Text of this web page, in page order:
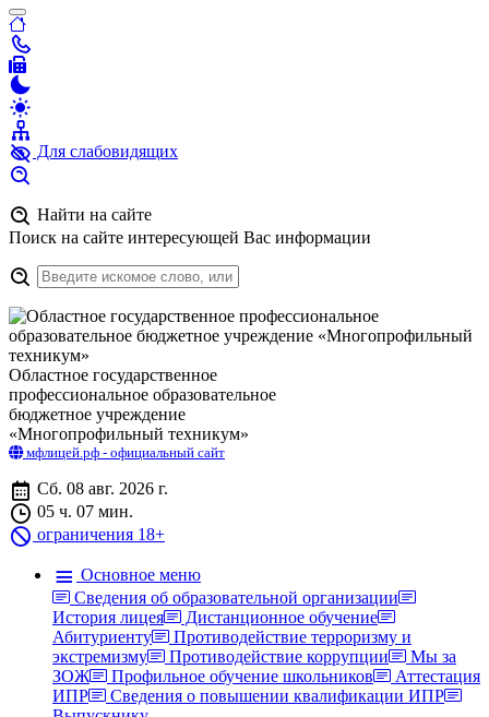
Для слабовидящих
Найти на сайте
Поиск на сайте интересующей Вас информации
Областное государственное
профессиональное образовательное
бюджетное учреждение
«Многопрофильный техникум»
мфлицей.рф - официальный сайт
Сб. 08 авг. 2026 г.
05 ч. 07 мин.
ограничения 18+
Основное меню
Сведения об образовательной организации
История лицея
Дистанционное обучение
Абитуриенту
Противодействие терроризму и
экстремизму
Противодействие коррупции
Мы за
ЗОЖ
Профильное обучение школьников
Аттестация
ИПР
Сведения о повышении квалификации ИПР